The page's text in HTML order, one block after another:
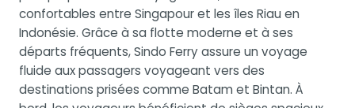
confortables entre Singapour et les îles Riau en
Indonésie. Grâce à sa flotte moderne et à ses
départs fréquents, Sindo Ferry assure un voyage
fluide aux passagers voyageant vers des
destinations prisées comme Batam et Bintan. À